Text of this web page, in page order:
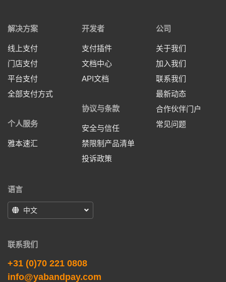
解决方案
线上支付
门店支付
平台支付
全部支付方式
个人服务
雅本速汇
开发者
支付插件
文档中心
API文档
协议与条款
安全与信任
禁限制产品清单
投诉政策
公司
关于我们
加入我们
联系我们
最新动态
合作伙伴门户
常见问题
语言
中文
联系我们
+31 (0)70 221 0808
info@yabandpay.com